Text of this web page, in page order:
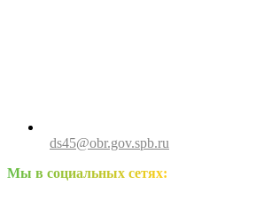
ds45@obr.gov.spb.ru
Мы в социальных сетях: